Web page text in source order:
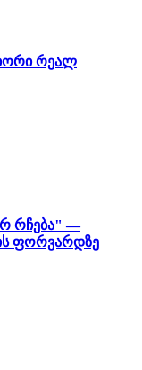
რეალ
რჩება" —
ფორვარდზე